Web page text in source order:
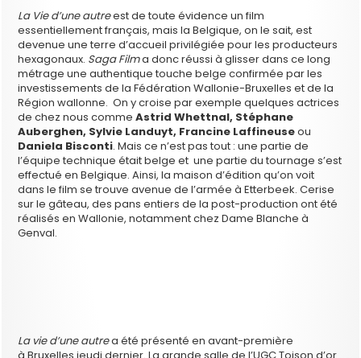
La Vie d’une autreest de toute évidence un film
essentiellement français, mais la Belgique, on le sait, est
devenue une terre d’accueil privilégiée pour les producteurs
hexagonaux. Saga Filma donc réussi à glisser dans ce long
métrage une authentique touche belge confirmée par les
investissements de la Fédération Wallonie-Bruxelles et de la
Région wallonne. On y croise par exemple quelques actrices
de chez nous commeAstrid Whettnal, Stéphane
Auberghen, Sylvie Landuyt, Francine Laffineuseou
Daniela Bisconti. Mais ce n’est pas tout : une partie de
l’équipe technique était belge et une partie du tournage s’est
effectué en Belgique. Ainsi, la maison d’édition qu’on voit
dans le film se trouve avenue de l’armée à Etterbeek. Cerise
sur le gâteau, des pans entiers de la post-production ont été
réalisés en Wallonie, notamment chez Dame Blanche à
Genval.
La vie d’une autrea été présenté en avant-première